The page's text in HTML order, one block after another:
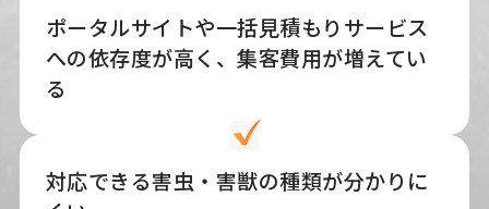
ポータルサイトや一括見積もりサービス
への依存度が高く、集客費用が増えてい
る
対応できる害虫・害獣の種類が分かりに